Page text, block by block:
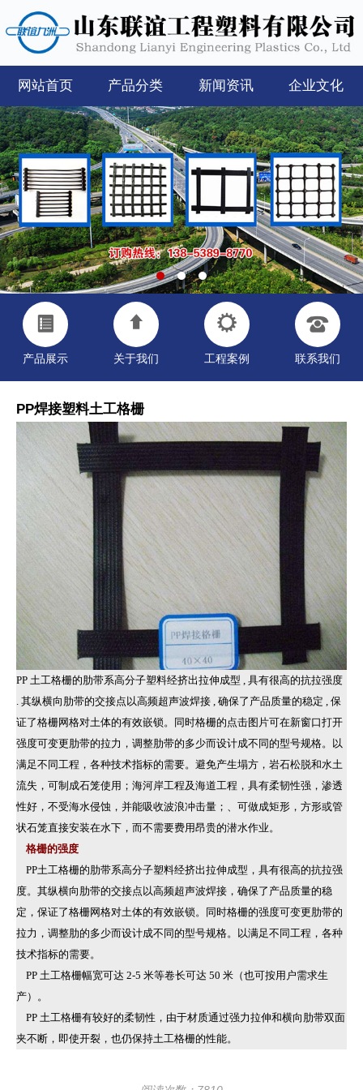
网站首页 产品分类 新闻资讯 企业文化
产品展示 关于我们 工程案例 联系我们
PP焊接塑料土工格栅
PP 土工格栅的肋带系高分子塑料经挤出拉伸成型 , 具有很高的抗拉强度
. 其纵横向肋带的交接点以高频超声波焊接 , 确保了产品质量的稳定 , 保
证了格栅网格对土体的有效嵌锁。同时格栅的点击图片可在新窗口打开
强度可变更肋带的拉力，调整肋带的多少而设计成不同的型号规格。以
满足不同工程，各种技术指标的需要。避免产生塌方，岩石松脱和水土
流失，可制成石笼使用；海河岸工程及海道工程，具有柔韧性强，渗透
性好，不受海水侵蚀，并能吸收波浪冲击量；、可做成矩形，方形或管
状石笼直接安装在水下，而不需要费用昂贵的潜水作业。
格栅的强度
PP土工格栅的肋带系高分子塑料经挤出拉伸成型，具有很高的抗拉强
度。其纵横向肋带的交接点以高频超声波焊接，确保了产品质量的稳
定，保证了格栅网格对土体的有效嵌锁。同时格栅的强度可变更肋带的
拉力，调整肋的多少而设计成不同的型号规格。以满足不同工程，各种
技术指标的需要。
PP 土工格栅幅宽可达 2-5 米等卷长可达 50 米（也可按用户需求生
产）。
PP 土工格栅有较好的柔韧性，由于材质通过强力拉伸和横向肋带双面
夹不断，即使开裂，也仍保持土工格栅的性能。